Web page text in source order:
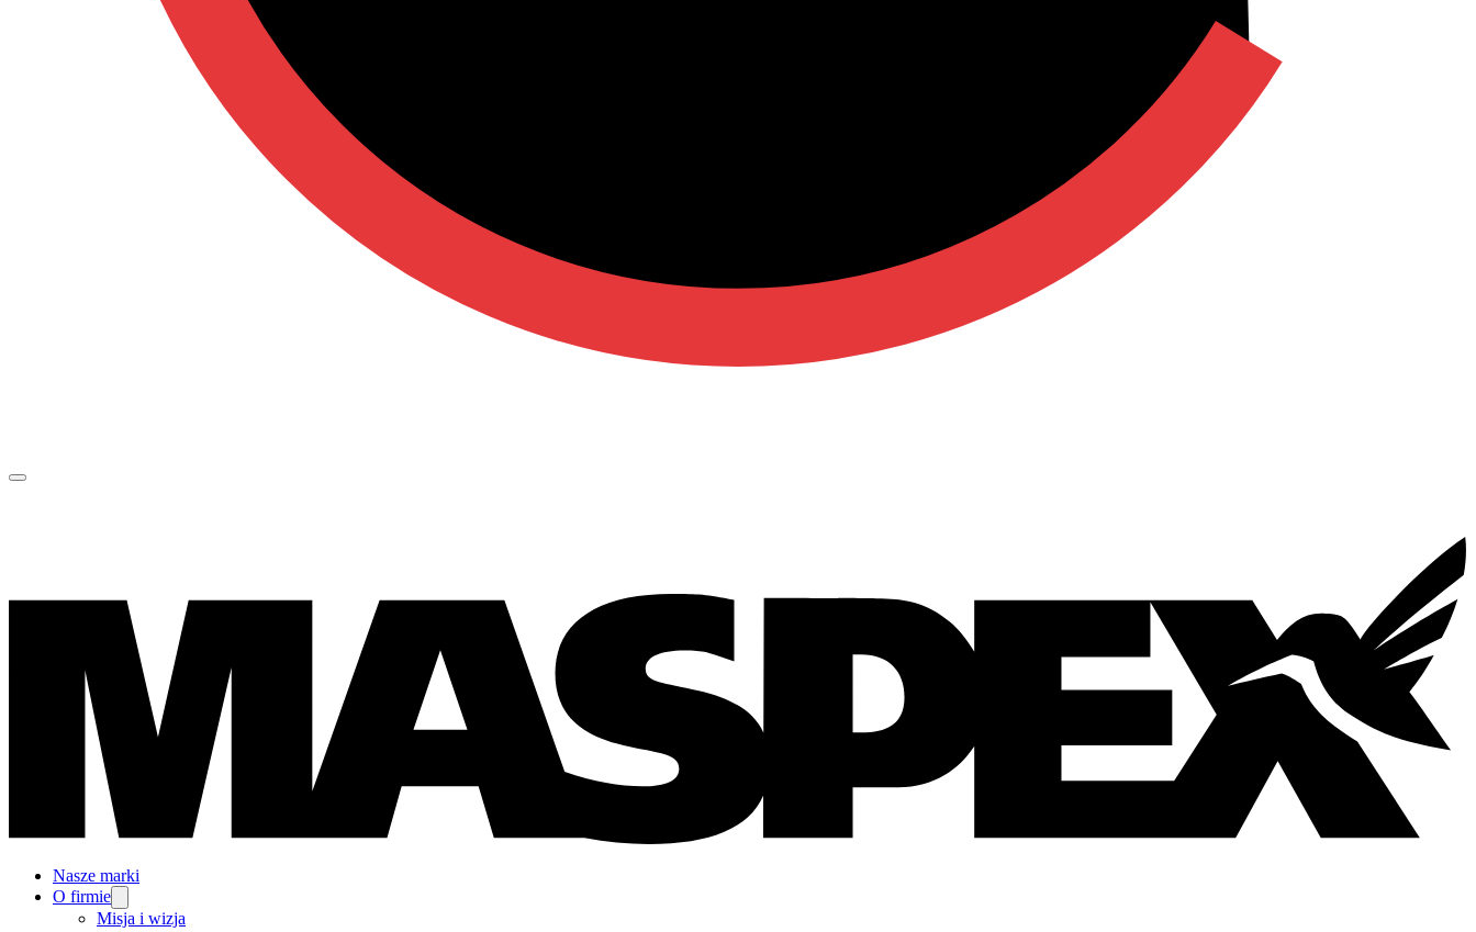
Nasze marki
O firmie
Misja i wizja